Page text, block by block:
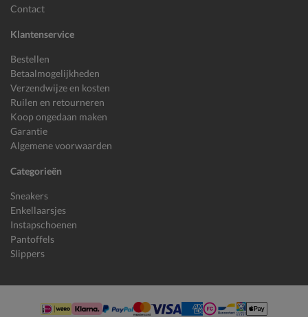
Contact
Klantenservice
Bestellen
Betaalmogelijkheden
Verzendwijze en kosten
Ruilen en retourneren
Koop ongedaan maken
Garantie
Algemene voorwaarden
Categorieën
Sneakers
Enkellaarsjes
Instapschoenen
Pantoffels
Slippers